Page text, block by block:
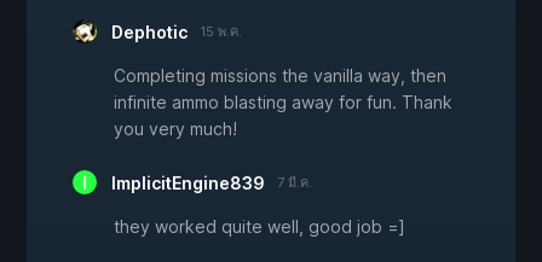
Dephotic 15 พ.ค.
Completing missions the vanilla way, then
infinite ammo blasting away for fun. Thank
you very much!
ImplicitEngine839 7 มี.ค.
they worked quite well, good job =]